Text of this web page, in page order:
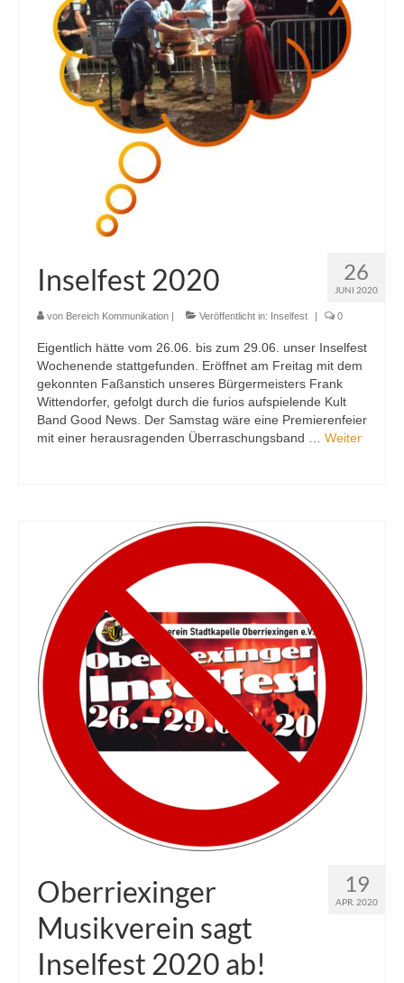
26
JUNI 2020
Inselfest 2020
von Bereich Kommunikation Veröffentlicht in: Inselfest 0
Eigentlich hätte vom 26.06. bis zum 29.06. unser Inselfest
Wochenende stattgefunden. Eröffnet am Freitag mit dem
gekonnten Faßanstich unseres Bürgermeisters Frank
Wittendorfer, gefolgt durch die furios aufspielende Kult
Band Good News. Der Samstag wäre eine Premierenfeier
mit einer herausragenden Überraschungsband … Weiter
19
APR. 2020
Oberriexinger
Musikverein sagt
Inselfest 2020 ab!